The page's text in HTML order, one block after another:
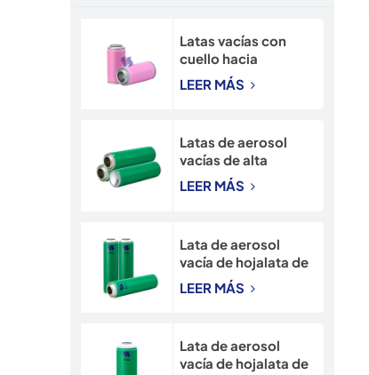
Latas vacías con
cuello hacia
adentro, lata
recargable de 45
LEER MÁS
Latas de aerosol
vacías de alta
calidad, de 45*160
mm con cuello
fábrica.
LEER MÁS
Lata de aerosol
vacía de hojalata de
alta presión de 52
mm con impresión
LEER MÁS
Lata de aerosol
vacía de hojalata de